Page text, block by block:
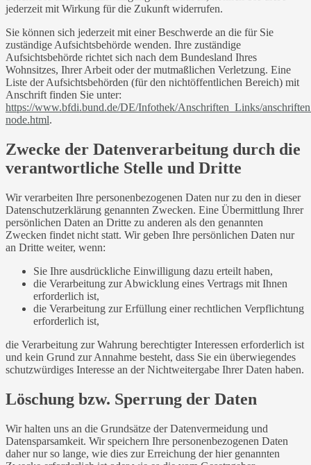
jederzeit mit Wirkung für die Zukunft widerrufen.
Sie können sich jederzeit mit einer Beschwerde an die für Sie
zuständige Aufsichtsbehörde wenden. Ihre zuständige
Aufsichtsbehörde richtet sich nach dem Bundesland Ihres
Wohnsitzes, Ihrer Arbeit oder der mutmaßlichen Verletzung. Eine
Liste der Aufsichtsbehörden (für den nichtöffentlichen Bereich) mit
Anschrift finden Sie unter:
https://www.bfdi.bund.de/DE/Infothek/Anschriften_Links/
node.html.
Zwecke der Datenverarbeitung durch die
verantwortliche Stelle und Dritte
Wir verarbeiten Ihre personenbezogenen Daten nur zu den in dieser
Datenschutzerklärung genannten Zwecken. Eine Übermittlung Ihrer
persönlichen Daten an Dritte zu anderen als den genannten
Zwecken findet nicht statt. Wir geben Ihre persönlichen Daten nur
an Dritte weiter, wenn:
Sie Ihre ausdrückliche Einwilligung dazu erteilt haben,
die Verarbeitung zur Abwicklung eines Vertrags mit Ihnen
erforderlich ist,
die Verarbeitung zur Erfüllung einer rechtlichen Verpflichtung
erforderlich ist,
die Verarbeitung zur Wahrung berechtigter Interessen erforderlich ist
und kein Grund zur Annahme besteht, dass Sie ein überwiegendes
schutzwürdiges Interesse an der Nichtweitergabe Ihrer Daten haben.
Löschung bzw. Sperrung der Daten
Wir halten uns an die Grundsätze der Datenvermeidung und
Datensparsamkeit. Wir speichern Ihre personenbezogenen Daten
daher nur so lange, wie dies zur Erreichung der hier genannten